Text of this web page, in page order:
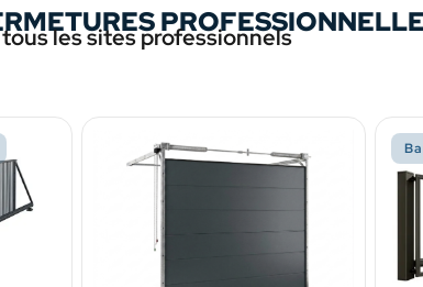
les sites professionnels